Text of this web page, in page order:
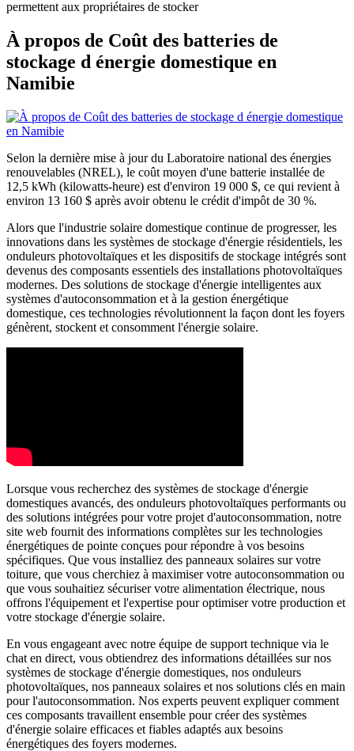
permettent aux propriétaires de stocker
À propos de Coût des batteries de
stockage d énergie domestique en
Namibie
Selon la dernière mise à jour du Laboratoire national des énergies
renouvelables (NREL), le coût moyen d'une batterie installée de
12,5 kWh (kilowatts-heure) est d'environ 19 000 $, ce qui revient à
environ 13 160 $ après avoir obtenu le crédit d'impôt de 30 %.
Alors que l'industrie solaire domestique continue de progresser, les
innovations dans les systèmes de stockage d'énergie résidentiels, les
onduleurs photovoltaïques et les dispositifs de stockage intégrés sont
devenus des composants essentiels des installations photovoltaïques
modernes. Des solutions de stockage d'énergie intelligentes aux
systèmes d'autoconsommation et à la gestion énergétique
domestique, ces technologies révolutionnent la façon dont les foyers
génèrent, stockent et consomment l'énergie solaire.
Lorsque vous recherchez des systèmes de stockage d'énergie
domestiques avancés, des onduleurs photovoltaïques performants ou
des solutions intégrées pour votre projet d'autoconsommation, notre
site web fournit des informations complètes sur les technologies
énergétiques de pointe conçues pour répondre à vos besoins
spécifiques. Que vous installiez des panneaux solaires sur votre
toiture, que vous cherchiez à maximiser votre autoconsommation ou
que vous souhaitiez sécuriser votre alimentation électrique, nous
offrons l'équipement et l'expertise pour optimiser votre production et
votre stockage d'énergie solaire.
En vous engageant avec notre équipe de support technique via le
chat en direct, vous obtiendrez des informations détaillées sur nos
systèmes de stockage d'énergie domestiques, nos onduleurs
photovoltaïques, nos panneaux solaires et nos solutions clés en main
pour l'autoconsommation. Nos experts peuvent expliquer comment
ces composants travaillent ensemble pour créer des systèmes
d'énergie solaire efficaces et fiables adaptés aux besoins
énergétiques des foyers modernes.